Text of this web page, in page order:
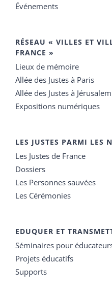
Événements
RÉSEAU « VILLES ET
FRANCE »
Lieux de mémoire
Allée des Justes à Paris
Allée des Justes à Jérusalem
Expositions numériques
LES JUSTES PARMI LES
Les Justes de France
Dossiers
Les Personnes sauvées
Les Cérémonies
EDUQUER ET
Séminaires pour
Projets éducatifs
Supports